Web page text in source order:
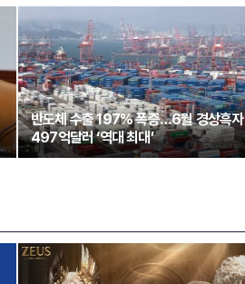
반도체 수출 197% 폭증…6월 경상흑자
497억달러 ‘역대 최대’